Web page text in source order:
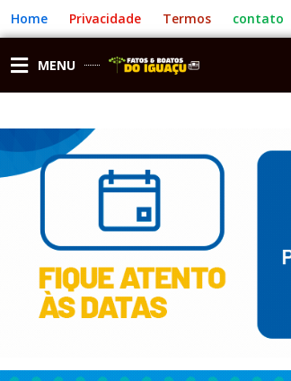
para
o
conteúdo
Home Privacidade Termos contato
MENU